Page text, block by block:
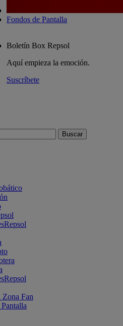
Fondos de Pantalla
Boletín Box Repsol
Aquí empieza la emoción.
Suscríbete
Zona Fan